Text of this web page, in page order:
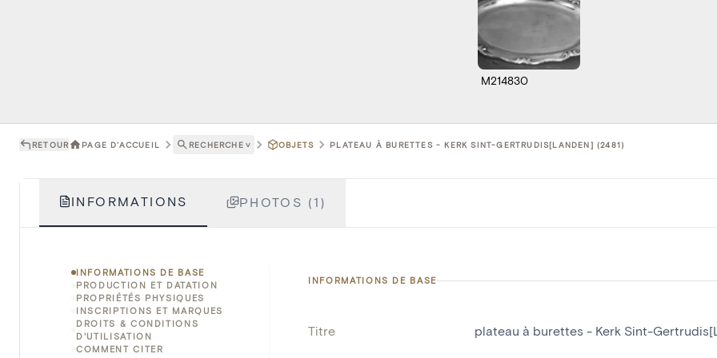
M214830
RETOUR PAGE D'ACCUEIL RECHERCHE ˅ OBJETS PLATEAU À BURETTES - KERK SINT-GERTRUDIS[LANDEN] (2481)
INFORMATIONS PHOTOS (1)
INFORMATIONS DE BASE
PRODUCTION ET DATATION
PROPRIÉTÉS PHYSIQUES
INSCRIPTIONS ET MARQUES
DROITS & CONDITIONS
D'UTILISATION
COMMENT CITER
INFORMATIONS DE BASE
Titre plateau à burettes - Kerk Sint-